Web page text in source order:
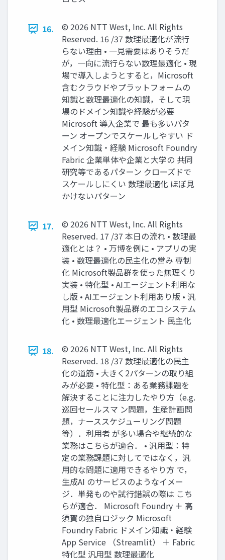
16.
© 2026 NTT West, Inc. All Rights
Reserved. 16 /37 数理最適化が流行
らない理由 • 一見需要はありそうだ
が，一向に流行らない数理最適化 • 現
場で導入しようとすると，Microsoft
含むクラウドやプラットフォームの
知識と数理最適化の知識，そして現
場のドメイン知識や経験が必要
Microsoft 導入企業で 最も多いパタ
ーン オープンでスケールしやすい ド
メイン知識・経験 Microsoft Foundry
Fabric 企業単体や企業と大学の 共同
研究等であるパターン クローズドで
スケールしにくい 数理最適化 ほぼ見
かけないパターン
17.
© 2026 NTT West, Inc. All Rights
Reserved. 17 /37 本日の流れ • 数理最
適化とは？ • 万博を例に • アプリの実
装 • 数理最適化の民主化の営み 専制
化 Microsoft製品群を使った無理くり
実装 • 特化型 • AIエージェント利用な
し版 • AIエージェント利用あり版 • 汎
用型 Microsoft製品群のエコシステム
化 • 数理最適化エージェント 民主化
18.
© 2026 NTT West, Inc. All Rights
Reserved. 18 /37 数理最適化の民主
化の道筋 • 大きく2パターンの取り組
みが必要 • 特化型：ある業務課題を
解決することに注力したやり方（e.g.
巡回セールスマ ン問題，生産計画問
題，ナーススケジューリング問題
等）．利用者 が多い場合や継続的な
業務はこちらが適合． • 汎用型：特
定の業務課題に対してではなく，汎
用的な問題に適用できるやり方 で，
生成AI のサービスのようなイメー
ジ．単発ものや試行錯誤の際は こち
らが適合． Microsoft Foundry ＋ 高
須賀の独自ロジック Microsoft
Foundry Fabric ドメイン知識・経験
App Service （Streamlit） ＋ Fabric
特化型 汎用型 数理最適化